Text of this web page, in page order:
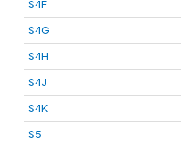
S4F
S4G
S4H
S4J
S4K
S5